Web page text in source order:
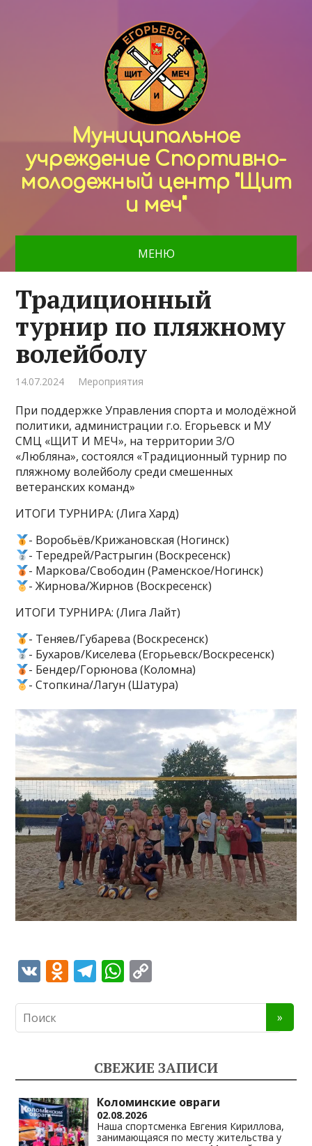
Муниципальное
учреждение Спортивно-
молодежный центр "Щит
и меч"
МЕНЮ
Традиционный
турнир по пляжному
волейболу
14.07.2024 Мероприятия
При поддержке Управления спорта и молодёжной
политики, администрации г.о. Егорьевск и МУ
СМЦ «ЩИТ И МЕЧ», на территории З/О
«Любляна», состоялся «Традиционный турнир по
пляжному волейболу среди смешенных
ветеранских команд»
ИТОГИ ТУРНИРА: (Лига Хард)
- Воробьёв/Крижановская (Ногинск)
- Тередрей/Растрыгин (Воскресенск)
- Маркова/Свободин (Раменское/Ногинск)
- Жирнова/Жирнов (Воскресенск)
ИТОГИ ТУРНИРА: (Лига Лайт)
- Теняев/Губарева (Воскресенск)
- Бухаров/Киселева (Егорьевск/Воскресенск)
- Бендер/Горюнова (Коломна)
- Стопкина/Лагун (Шатура)
V O
o
as
s
ni
T
gr
a
m
W
s
A
p
p
y
Li
n
k
СВЕЖИЕ ЗАПИСИ
Коломинские овраги
02.08.2026
Наша спортсменка Евгения Кириллова,
занимающаяся по месту жительства у